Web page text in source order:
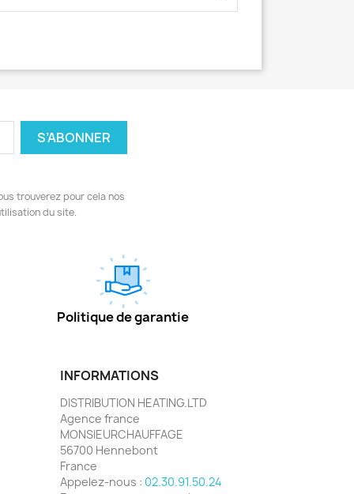
trouverez pour cela nos
du site.
Politique de garantie
INFORMATIONS
DISTRIBUTION HEATING.LTD
Agence france
MONSIEURCHAUFFAGE
56700 Hennebont
France
Appelez-nous : 02.30.91.50.24